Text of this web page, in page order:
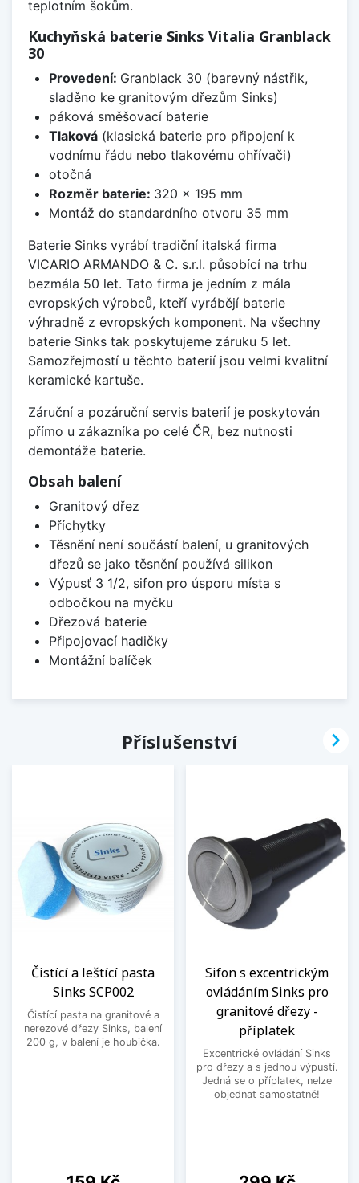
teplotním šokům.
Kuchyňská baterie Sinks Vitalia Granblack
30
Provedení: Granblack 30 (barevný nástřik,
sladěno ke granitovým dřezům Sinks)
páková směšovací baterie
Tlaková(klasická baterie pro připojení k
vodnímu řádu nebo tlakovému ohřívači)
otočná
Rozměr baterie: 320 x 195 mm
Montáž do standardního otvoru 35 mm
Baterie Sinks vyrábí tradiční italská firma
VICARIO ARMANDO & C. s.r.l. působící na trhu
bezmála 50 let. Tato firma je jedním z mála
evropských výrobců, kteří vyrábějí baterie
výhradně z evropských komponent. Na všechny
baterie Sinks tak poskytujeme záruku 5 let.
Samozřejmostí u těchto baterií jsou velmi kvalitní
keramické kartuše.
Záruční a pozáruční servis baterií je poskytován
přímo u zákazníka po celé ČR, bez nutnosti
demontáže baterie.
Obsah balení
Granitový dřez
Příchytky
Těsnění není součástí balení, u granitových
dřezů se jako těsnění používá silikon
Výpusť 3 1/2, sifon pro úsporu místa s
odbočkou na myčku
Dřezová baterie
Připojovací hadičky
Montážní balíček
Příslušenství
Čistící a leštící pasta
Sinks SCP002
Čistící pasta na granitové a
nerezové dřezy Sinks, balení
200 g, v balení je houbička.
Cena
Sifon s excentrickým
ovládáním Sinks pro
granitové dřezy -
příplatek
Excentrické ovládání Sinks
pro dřezy a s jednou výpustí.
Jedná se o příplatek, nelze
objednat samostatně!
Cena
